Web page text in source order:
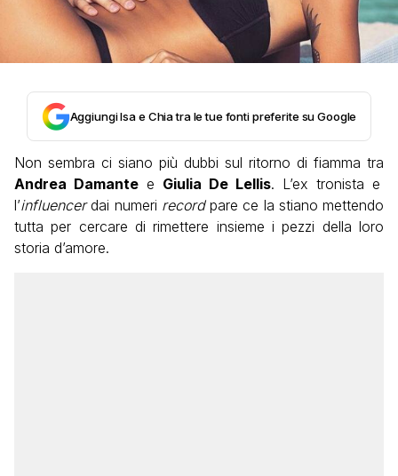
Aggiungi Isa e Chia tra le tue fonti preferite su Google
Non sembra ci siano più dubbi sul ritorno di fiamma tra
Andrea Damante e Giulia De Lellis. L’ex tronista e
l’influencerdai numeri recordpare ce la stiano mettendo
tutta per cercare di rimettere insieme i pezzi della loro
storia d’amore.